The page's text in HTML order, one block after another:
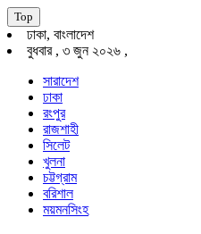
Top
ঢাকা, বাংলাদেশ
বুধবার , ৩ জুন ২০২৬ ,
সারাদেশ
ঢাকা
রংপুর
রাজশাহী
সিলেট
খুলনা
চট্টগ্রাম
বরিশাল
ময়মনসিংহ